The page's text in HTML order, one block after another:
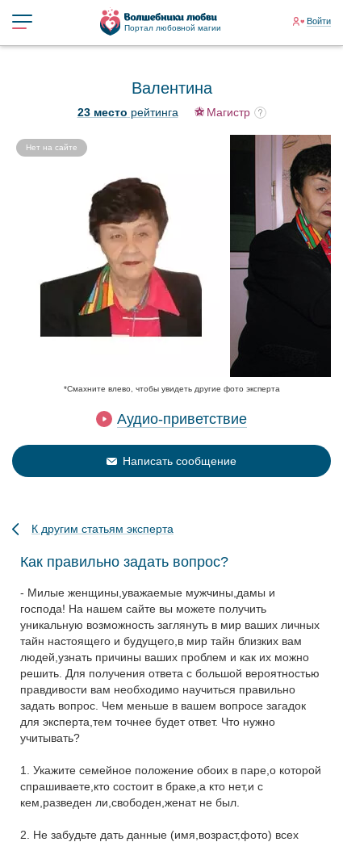
Портал любовной магии
Войти
Валентина
Нет на сайте
Магистр
23 место рейтинга
*Смахните влево, чтобы увидеть другие фото эксперта
Аудио-приветствие
Написать сообщение
К другим статьям эксперта
Как правильно задать вопрос?
- Милые женщины,уважаемые мужчины,дамы и
господа! На нашем сайте вы можете получить
уникальную возможность заглянуть в мир ваших личных
тайн настоящего и будущего,в мир тайн близких вам
людей,узнать причины ваших проблем и как их можно
решить. Для получения ответа с большой вероятностью
правдивости вам необходимо научиться правильно
задать вопрос. Чем меньше в вашем вопросе загадок
для эксперта,тем точнее будет ответ. Что нужно
учитывать?
1. Укажите семейное положение обоих в паре,о которой
спрашиваете,кто состоит в браке,а кто нет,и с
кем,разведен ли,свободен,женат не был.
2. Не забудьте дать данные (имя,возраст,фото) всех